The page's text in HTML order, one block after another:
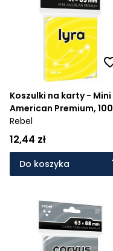
Koszulki na karty - Mini
American Premium, 100
szt.
Rebel
12,44 zł
Do koszyka